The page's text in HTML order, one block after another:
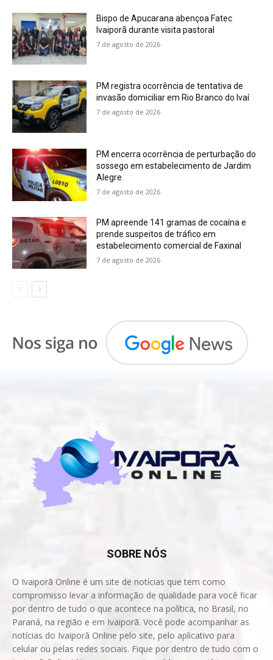
Bispo de Apucarana abençoa Fatec
Ivaiporã durante visita pastoral
7 de agosto de 2026
PM registra ocorrência de tentativa de
invasão domiciliar em Rio Branco do Ivaí
7 de agosto de 2026
PM encerra ocorrência de perturbação do
sossego em estabelecimento de Jardim
Alegre
7 de agosto de 2026
PM apreende 141 gramas de cocaína e
prende suspeitos de tráfico em
estabelecimento comercial de Faxinal
7 de agosto de 2026
SOBRE NÓS
O Ivaiporã Online é um site de notícias que tem como
compromisso levar a informação de qualidade para você ficar
por dentro de tudo o que acontece na política, no Brasil, no
Paraná, na região e em Ivaiporã. Você pode acompanhar as
notícias do Ivaiporã Online pelo site, pelo aplicativo para
celular ou pelas redes sociais. Fique por dentro de tudo com o